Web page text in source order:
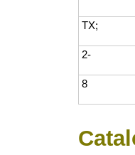
TX;
2-
8